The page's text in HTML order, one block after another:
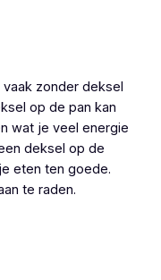
zonder deksel
op de pan kan
wat je veel energie
deksel op de
eten ten goede.
te raden.